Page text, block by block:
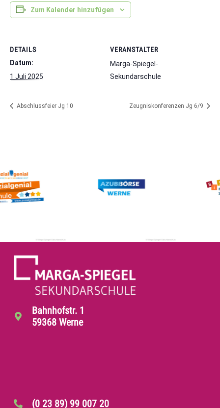
Zum Kalender hinzufügen
DETAILS
Datum:
1 Juli 2025
VERANSTALTER
Marga-Spiegel-
Sekundarschule
Abschlussfeier Jg 10 Zeugniskonferenzen Jg 6/9
Bahnhofstr. 1
59368 Werne
(0 23 89) 99 007 20